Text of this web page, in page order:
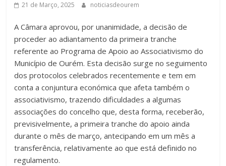
21 de Março, 2025 noticiasdeourem
A Câmara aprovou, por unanimidade, a decisão de
proceder ao adiantamento da primeira tranche
referente ao Programa de Apoio ao Associativismo do
Município de Ourém. Esta decisão surge no seguimento
dos protocolos celebrados recentemente e tem em
conta a conjuntura económica que afeta também o
associativismo, trazendo dificuldades a algumas
associações do concelho que, desta forma, receberão,
previsivelmente, a primeira tranche do apoio ainda
durante o mês de março, antecipando em um mês a
transferência, relativamente ao que está definido no
regulamento.